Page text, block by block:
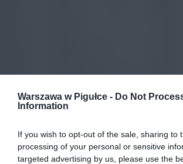
Warszawa w Pigułce - Do Not
Information
If you wish to opt-out of the sale, sharing to
processing of your personal or sensitive
targeted advertising by us, please use the